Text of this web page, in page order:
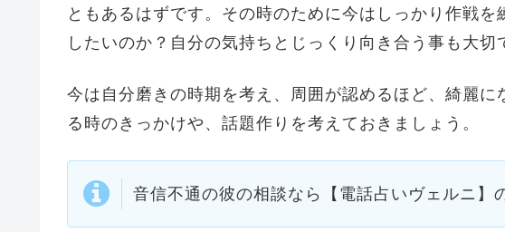
ともあるはずです。その時のために今はしっかり作戦
したいのか？自分の気持ちとじっくり向き合う事も大切
今は自分磨きの時期を考え、周囲が認めるほど、綺麗
る時のきっかけや、話題作りを考えておきましょう。
音信不通の彼の相談なら【電話占いヴェルニ】